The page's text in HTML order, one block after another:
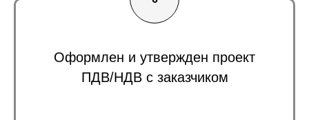
Оформлен и утвержден проект
ПДВ/НДВ с заказчиком